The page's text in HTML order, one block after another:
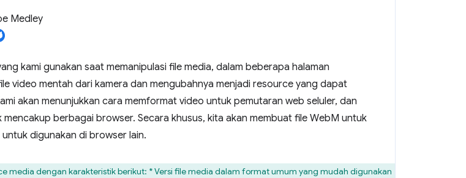
Medley
kami gunakan saat memanipulasi file media, dalam beberapa halaman
video mentah dari kamera dan mengubahnya menjadi resource yang dapat
akan menunjukkan cara memformat video untuk pemutaran web seluler, dan
berbagai browser. Secara khusus, kita akan membuat file WebM untuk
digunakan di browser lain.
media dengan karakteristik berikut: * Versi file media dalam format umum yang mudah digunakan